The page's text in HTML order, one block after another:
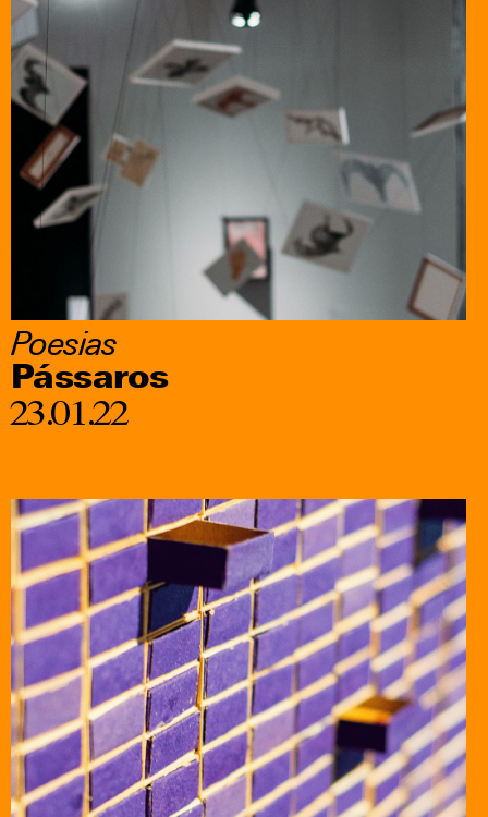
Poesias
Pássaros
23.01.22